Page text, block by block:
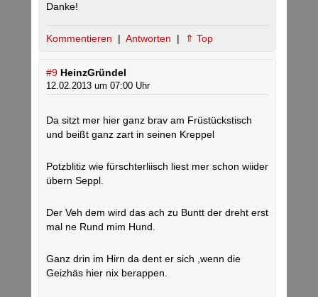
Danke!
Kommentieren | Antworten | ⇑ Top
#9 HeinzGründel
12.02.2013 um 07:00 Uhr
Da sitzt mer hier ganz brav am Früstückstisch
und beißt ganz zart in seinen Kreppel
Potzblitiz wie fürschterliisch liest mer schon wiider
übern Seppl.
Der Veh dem wird das ach zu Buntt der dreht erst
mal ne Rund mim Hund.
Ganz drin im Hirn da dent er sich ,wenn die
Geizhäs hier nix berappen.